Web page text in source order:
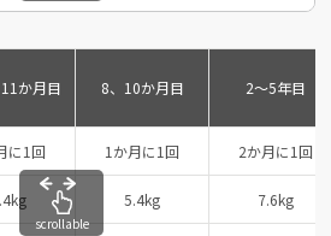
か月目 8、10か月目 2～5年目
に1回 1か月に1回 2か月に1回
5.4kg 7.6kg
scrollable